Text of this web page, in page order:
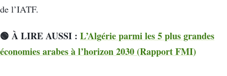
de l’IATF.
🟢 À LIRE AUSSI : L’Algérie parmi les 5 plus grandes
économies arabes à l’horizon 2030 (Rapport FMI)